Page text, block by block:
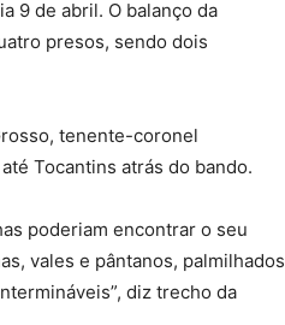
9 de abril. O balanço da
presos, sendo dois
tenente-coronel
Tocantins atrás do bando.
poderiam encontrar o seu
vales e pântanos, palmilhados
diz trecho da